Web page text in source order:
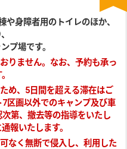
や身障者用のトイレのほか、
プ場です。
りません。なお、予約も承っ
め、5日間を超える滞在はご
7区画以外でのキャンプ及び車
第、撤去等の指導をいたし
報いたします。
なく無断で侵入し、利用した